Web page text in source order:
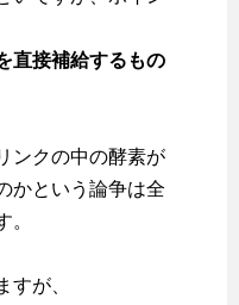
直接補給するもの
ンクの中の酵素が
かという論争は全
。
すが、